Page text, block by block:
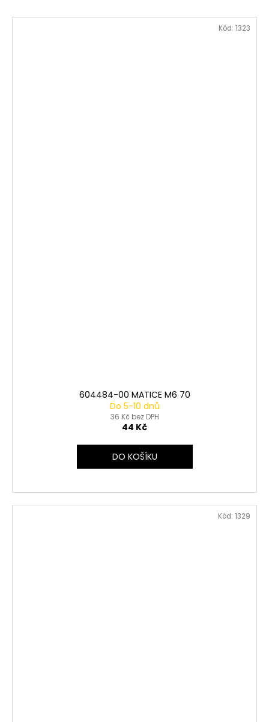
604484-00 MATICE M6 70
Do 5-10 dnů
36 Kč bez DPH
44 Kč
DO KOŠÍKU
Kód: 1323
Kód: 1329